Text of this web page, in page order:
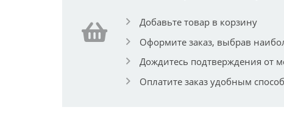
Добавьте товар в корзину
Оформите заказ, выбрав
Дождитесь подтверждения от
Оплатите заказ удобным